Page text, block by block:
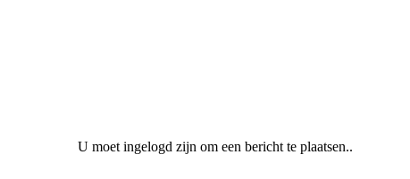
U moet ingelogd zijn om een bericht te plaatsen..